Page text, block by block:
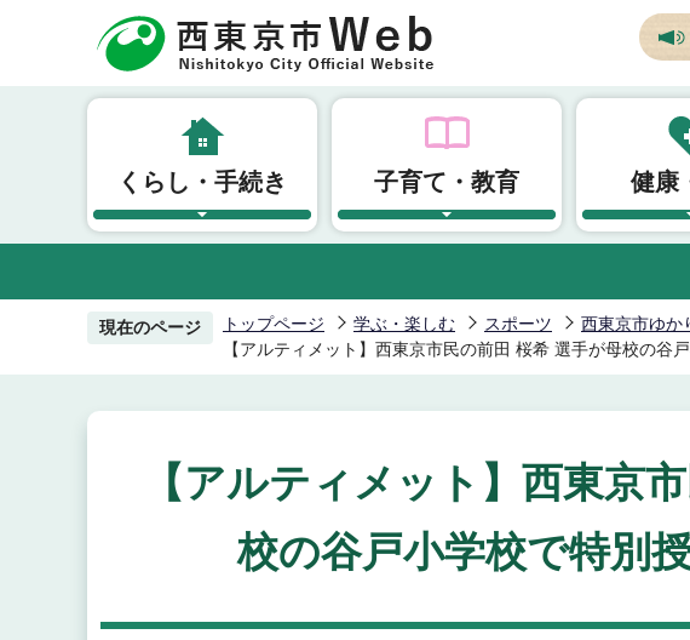
頭
くらし・手続き 子育て・教育 健康
現在のページ トップページ 学ぶ・楽しむ スポーツ 西東京市ゆか
【アルティメット】西東京市民の前田 桜希 選手が母校の谷
【アルティメット】西東京
校の谷戸小学校で特別